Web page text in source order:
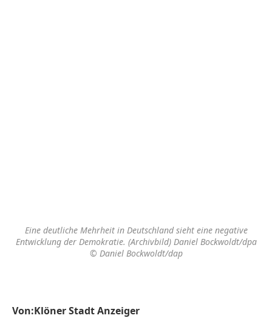
Eine deutliche Mehrheit in Deutschland sieht eine negative
Entwicklung der Demokratie. (Archivbild) Daniel Bockwoldt/dpa
© Daniel Bockwoldt/dap
Von:Klöner Stadt Anzeiger